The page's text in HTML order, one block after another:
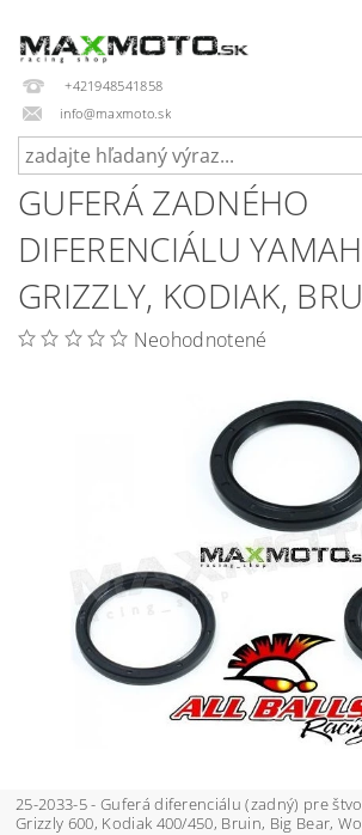
+421948541858
info@maxmoto.sk
GUFERÁ ZADNÉHO
DIFERENCIÁLU
GRIZZLY, KODIAK,
Neohodnotené
25-2033-5 - Guferá diferenciálu (zadný) pre
Grizzly 600, Kodiak 400/450, Bruin, Big Bear,